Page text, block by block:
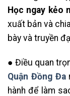
Học ngay kẻo
xuất bản và
bày và truyền
● Điều quan
Quận Đồng Đa
hành để làm